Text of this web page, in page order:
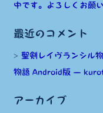
中です。よろしくお願
最近のコメント
聖剣レイヴランシル
物語 Android版 —
アーカイブ